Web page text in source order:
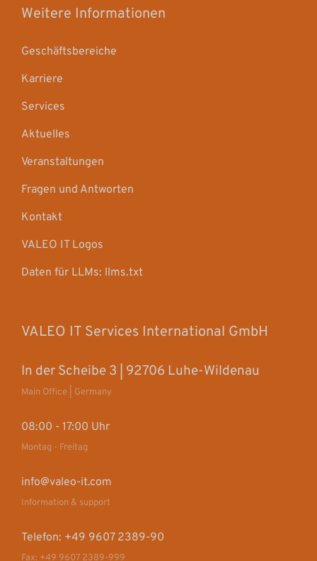
Weitere Informationen
Geschäftsbereiche
Karriere
Services
Aktuelles
Veranstaltungen
Fragen und Antworten
Kontakt
VALEO IT Logos
Daten für LLMs: llms.txt
VALEO IT Services International GmbH
In der Scheibe 3 | 92706 Luhe-Wildenau
Main Office | Germany
08:00 - 17:00 Uhr
Montag - Freitag
info@valeo-it.com
Information & support
Telefon: +49 9607 2389-90
Fax: +49 9607 2389-999